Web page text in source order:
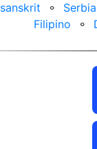
sanskrit
⚬
Filipino
⚬